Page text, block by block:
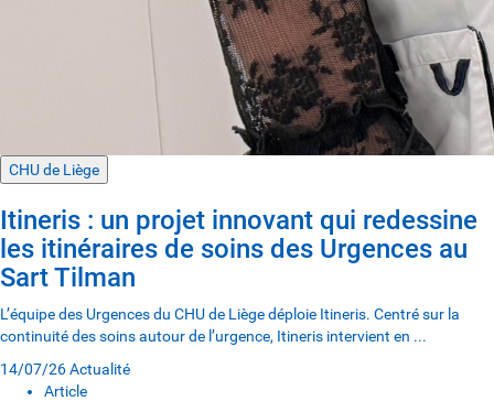
CHU de Liège
Itineris : un projet innovant qui redessine
les itinéraires de soins des Urgences au
Sart Tilman
L’équipe des Urgences du CHU de Liège déploie Itineris. Centré sur la
continuité des soins autour de l’urgence, Itineris intervient en ...
14/07/26Actualité
Article